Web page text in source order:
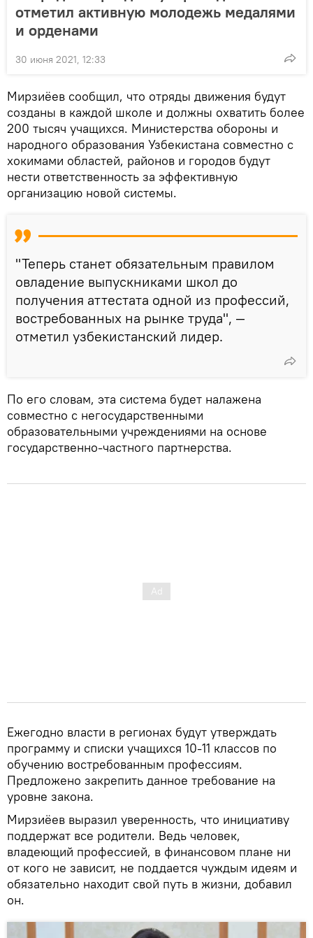
отметил активную молодежь медалями
и орденами
30 июня 2021, 12:33
Мирзиёев сообщил, что отряды движения будут
созданы в каждой школе и должны охватить более
200 тысяч учащихся. Министерства обороны и
народного образования Узбекистана совместно с
хокимами областей, районов и городов будут
нести ответственность за эффективную
организацию новой системы.
"Теперь станет обязательным правилом
овладение выпускниками школ до
получения аттестата одной из профессий,
востребованных на рынке труда", —
отметил узбекистанский лидер.
По его словам, эта система будет налажена
совместно с негосударственными
образовательными учреждениями на основе
государственно-частного партнерства.
Ежегодно власти в регионах будут утверждать
программу и списки учащихся 10-11 классов по
обучению востребованным профессиям.
Предложено закрепить данное требование на
уровне закона.
Мирзиёев выразил уверенность, что инициативу
поддержат все родители. Ведь человек,
владеющий профессией, в финансовом плане ни
от кого не зависит, не поддается чуждым идеям и
обязательно находит свой путь в жизни, добавил
он.